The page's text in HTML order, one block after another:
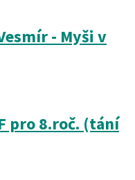
- Myši v
pro 8.roč. (tání